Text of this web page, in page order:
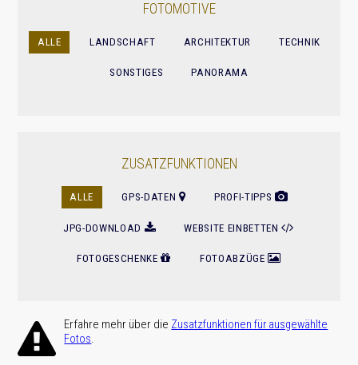
FOTOMOTIVE
ALLE LANDSCHAFT ARCHITEKTUR TECHNIK
SONSTIGES PANORAMA
ZUSATZFUNKTIONEN
ALLE GPS-DATEN PROFI-TIPPS
JPG-DOWNLOAD WEBSITE EINBETTEN
FOTOGESCHENKE FOTOABZÜGE
Erfahre mehr über die Zusatz­funktionen für ausge­wählte
Fotos.